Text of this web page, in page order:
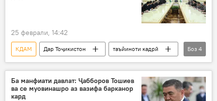
25 феврали, 14:42
КДАМ Дар Тоҷикистон
таъйиноти кадрӣ
Эмомалӣ Раҳмон
тағйироти кадрӣ
Прокуратура
коррупсия
Боз 4
Ба манфиати давлат: Ҷабборов Тошиев
ва се муовинашро аз вазифа барканор
кард